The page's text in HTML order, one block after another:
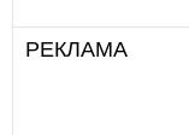
РЕКЛАМА